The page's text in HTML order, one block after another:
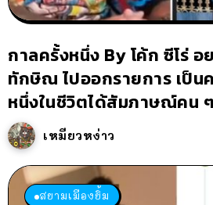
กาลครั้งหนึ่ง By โค้ก ซีโร่
ทักษิณ ไปออกรายการ เป็น
หนึ่งในชีวิตได้สัมภาษณ์คน
เหมียวหง่าว
สยามเมืองยิ้ม